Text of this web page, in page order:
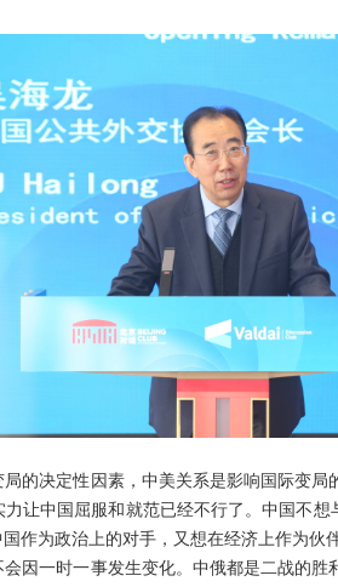
的决定性因素，中美关系是影响国际变
让中国屈服和就范已经不行了。中国不
作为政治上的对手，又想在经济上作为伙
因一时一事发生变化。中俄都是二战的